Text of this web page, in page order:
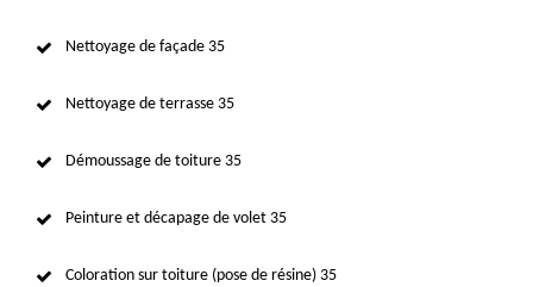
Nettoyage de façade 35
Nettoyage de terrasse 35
Démoussage de toiture 35
Peinture et décapage de volet 35
Coloration sur toiture (pose de résine) 35